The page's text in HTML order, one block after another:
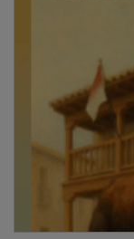
concierto único,
Orquesta
espectáculo
popular
noche del día
Johnny Gómez
Restaurante
con el que
emblemáticos
con la
espectáculo